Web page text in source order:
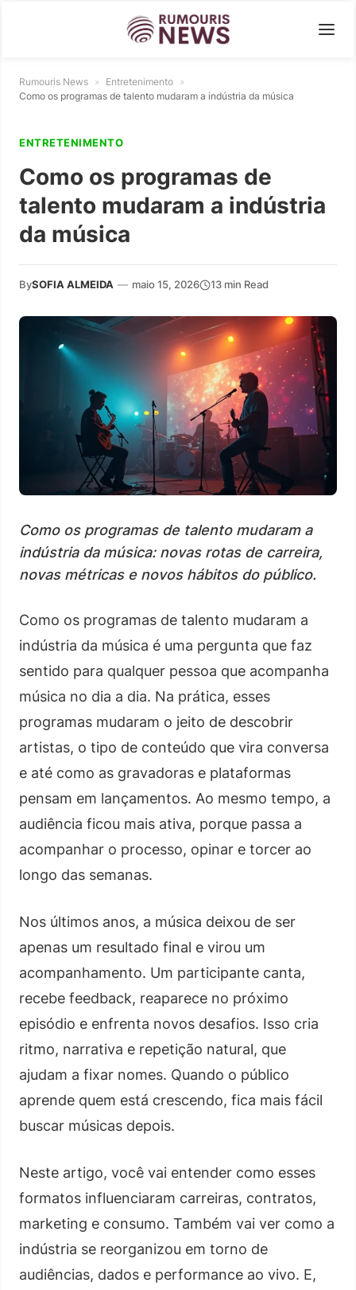
Rumouris News » Entretenimento »
Como os programas de talento mudaram a indústria da música
ENTRETENIMENTO
Como os programas de
talento mudaram a indústria
da música
BySOFIA ALMEIDA — maio 15, 2026 13 min Read
Como os programas de talento mudaram a
indústria da música: novas rotas de carreira,
novas métricas e novos hábitos do público.
Como os programas de talento mudaram a
indústria da música é uma pergunta que faz
sentido para qualquer pessoa que acompanha
música no dia a dia. Na prática, esses
programas mudaram o jeito de descobrir
artistas, o tipo de conteúdo que vira conversa
e até como as gravadoras e plataformas
pensam em lançamentos. Ao mesmo tempo, a
audiência ficou mais ativa, porque passa a
acompanhar o processo, opinar e torcer ao
longo das semanas.
Nos últimos anos, a música deixou de ser
apenas um resultado final e virou um
acompanhamento. Um participante canta,
recebe feedback, reaparece no próximo
episódio e enfrenta novos desafios. Isso cria
ritmo, narrativa e repetição natural, que
ajudam a fixar nomes. Quando o público
aprende quem está crescendo, fica mais fácil
buscar músicas depois.
Neste artigo, você vai entender como esses
formatos influenciaram carreiras, contratos,
marketing e consumo. Também vai ver como a
indústria se reorganizou em torno de
audiências, dados e performance ao vivo. E,